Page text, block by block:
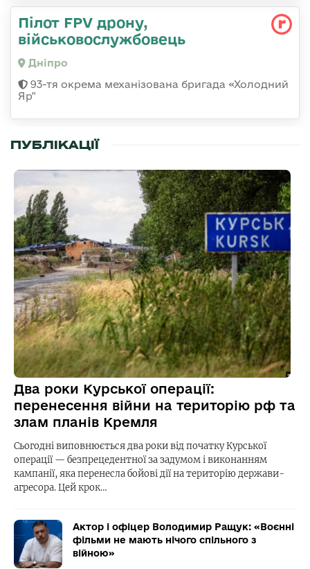
Пілот FPV дрону,
військовослужбовець
Дніпро
93-тя окрема механізована бригада «Холодний
Яр"
ПУБЛІКАЦІЇ
Два роки Курської операції:
перенесення війни на територію рф та
злам планів Кремля
Сьогодні виповнюється два роки від початку Курської
операції — безпрецедентної за задумом і виконанням
кампанії, яка перенесла бойові дії на територію держави-
агресора. Цей крок…
Актор і офіцер Володимир Ращук: «Воєнні
фільми не мають нічого спільного з
війною»